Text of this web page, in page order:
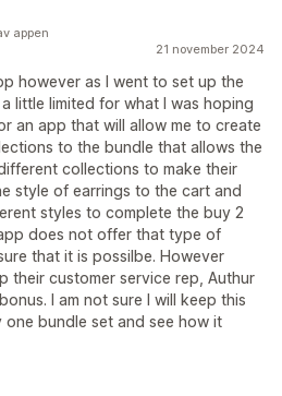
21 november 2024
however as I went to set up the
little limited for what I was hoping
an app that will allow me to create
to the bundle that allows the
collections to make their
style of earrings to the cart and
styles to complete the buy 2
does not offer that type of
that it is possilbe. However
their customer service rep, Authur
I am not sure I will keep this
bundle set and see how it
appen